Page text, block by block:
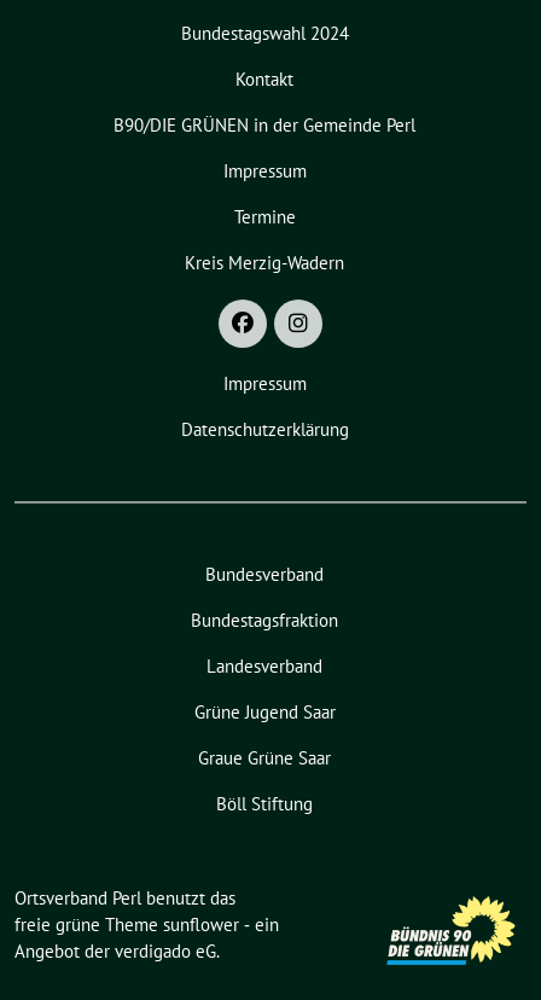
Bundestagswahl 2024
Kontakt
B90/DIE GRÜNEN in der Gemeinde Perl
Impressum
Termine
Kreis Merzig-Wadern
Impressum
Datenschutzerklärung
Bundesverband
Bundestagsfraktion
Landesverband
Grüne Jugend Saar
Graue Grüne Saar
Böll Stiftung
Ortsverband Perl benutzt das
freie grüne Theme sunflower ‐ ein
Angebot der verdigado eG.